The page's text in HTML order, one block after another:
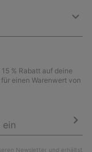
% Rabatt auf deine
einen Warenwert von
Newsletter und erhältst